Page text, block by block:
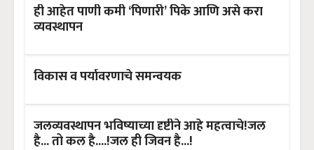
ही आहेत पाणी कमी ‘पिणारी’ पिके आणि असे करा
व्यवस्थापन
विकास व पर्यावरणाचे समन्वयक
जलव्यवस्थापन भविष्याच्या दृष्टीने आहे महत्वाचे!जल
है... तो कल है....!जल ही जिवन है...!